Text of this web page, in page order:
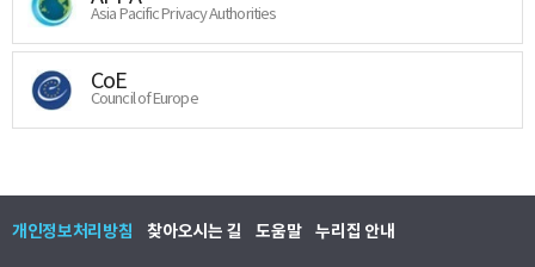
Asia Pacific Privacy Authorities
CoE
Council of Europe
개인정보처리방침 찾아오시는 길 도움말 누리집 안내